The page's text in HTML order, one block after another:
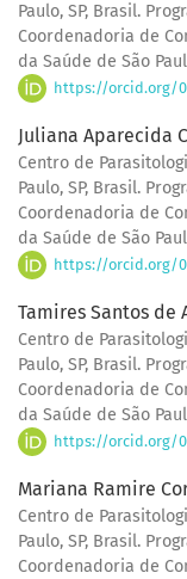
Paulo, SP, Brasil.
Coordenadoria de
da Saúde de São
https://orcid.org/
Juliana Aparecida
Centro de
Paulo, SP, Brasil.
Coordenadoria de
da Saúde de São
https://orcid.org/
Tamires Santos de
Centro de
Paulo, SP, Brasil.
Coordenadoria de
da Saúde de São
https://orcid.org/
Mariana Ramire
Centro de
Paulo, SP, Brasil.
Coordenadoria de